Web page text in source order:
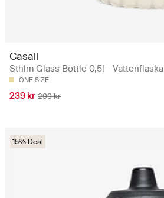
Casall
Sthlm Glass Bottle 0,5l - Vattenflaska
ONE SIZE
239 kr 299 kr
15% Deal